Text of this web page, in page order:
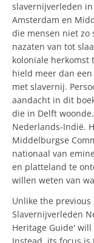
slavernijverleden
Amsterdam en
die mensen niet zo
nazaten van tot
koloniale herkomst
hield meer dan
met slavernij.
aandacht in dit
die in Delft
Nederlands-Indië.
Middelburgse
nationaal van
en platteland te
willen weten van
Unlike the
Slavernijverleden
Heritage Guide'